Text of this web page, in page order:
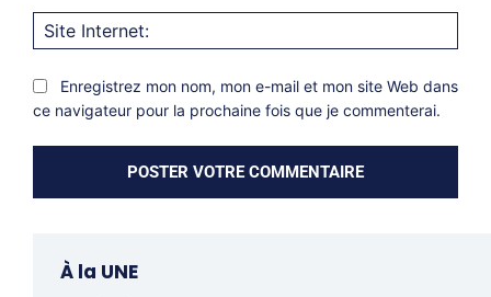
Enregistrez mon nom, mon e-mail et mon site Web dans
ce navigateur pour la prochaine fois que je commenterai.
À la UNE